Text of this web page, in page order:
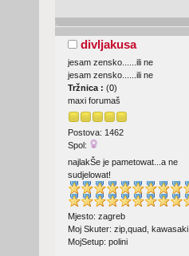
divljakusa
jesam zensko......ili ne
jesam zensko......ili ne
Tržnica : (0)
maxi forumaš
Postova: 1462
Spol:
najlakŠe je pametowat...a ne
sudjelowat!
Mjesto: zagreb
Moj Skuter: zip,quad, kawasaki
MojSetup: polini